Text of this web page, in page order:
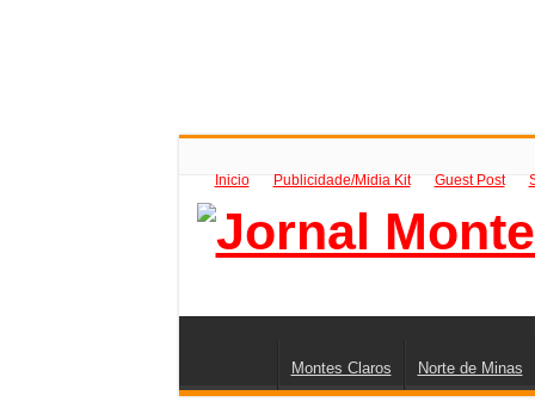
Inicio Publicidade/Midia Kit Guest Post
Montes Claros Norte de Minas